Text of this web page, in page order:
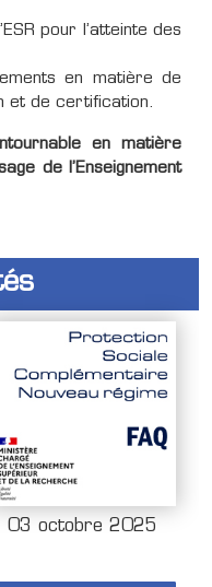
pour l’atteinte des
en matière de
et de certification.
en matière
de l’Enseignement
03 octobre 2025